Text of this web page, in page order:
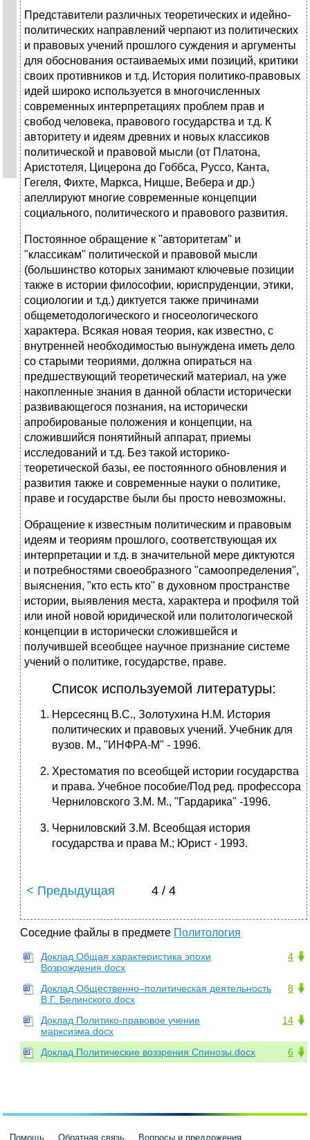
Представители различных теоретических и идейно-
политических направлений черпают из политических
и правовых учений прошлого суждения и аргументы
для обоснования остаиваемых ими позиций, критики
своих противников и т.д. История политико-правовых
идей широко используется в многочисленных
современных интерпретациях проблем прав и
свобод человека, правового государства и т.д. К
авторитету и идеям древних и новых классиков
политической и правовой мысли (от Платона,
Аристотеля, Цицерона до Гоббса, Руссо, Канта,
Гегеля, Фихте, Маркса, Hицше, Вебера и др.)
апеллируют многие современные концепции
социального, политического и правового развития.
Постоянное обращение к "авторитетам" и
"классикам" политической и правовой мысли
(большинство которых занимают ключевые позиции
также в истории философии, юриспруденции, этики,
социологии и т.д.) диктуется также причинами
общеметодологического и гносеологического
характера. Всякая новая теория, как известно, с
внутренней необходимостью вынуждена иметь дело
со старыми теориями, должна опираться на
предшествующий теоретический материал, на уже
накопленные знания в данной области исторически
развивающегося познания, на исторически
апробированые положения и концепции, на
сложившийся понятийный аппарат, приемы
исследований и т.д. Без такой историко-
теоретической базы, ее постоянного обновления и
развития также и современные науки о политике,
праве и государстве были бы просто невозможны.
Обращение к известным политическим и правовым
идеям и теориям прошлого, соответствующая их
интерпретации и т.д. в значительной мере диктуются
и потребностями своеобразного "самоопределения",
выяснения, "кто есть кто" в духовном пространстве
истории, выявления места, характера и профиля той
или иной новой юридической или политологической
концепции в исторически сложившейся и
получившей всеобщее научное признание системе
учений о политике, государстве, праве.
Список используемой литературы:
Hерсесянц В.С., Золотухина H.М. История
политических и правовых учений. Учебник для
вузов. М., "ИHФРА-М" - 1996.
Хрестоматия по всеобщей истории государства
и права. Учебное пособие/Под ред. профессора
Черниловского З.М. М., "Гардарика" -1996.
Черниловский З.М. Всеобщая история
государства и права М.; Юрист - 1993.
< Предыдущая 4 / 4
Соседние файлы в предмете Политология
4
Доклад Общая характеристика эпохи
Возрождения.docx
8
Доклад Общественно–политическая деятельность
В.Г. Белинского.docx
14
Доклад Политико-правовое учение
марксизма.docx
6
Доклад Политические воззрения Спинозы.docx
Помощь Обратная связь Вопросы и предложения